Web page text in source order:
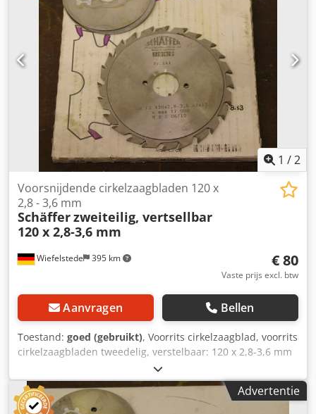
1 /2
Wiefelstede 395 km
Voorsnijdende cirkelzaagbladen 120 x
2,8 - 3,6 mm
Schäfferzweiteilig, vertsellbar
120 x 2,8-3,6 mm
€ 80
Vaste prijs excl. btw
Aanvragen Bellen
Toestand: goed (gebruikt), Voorrits cirkelzaagblad, voorrits
cirkelzaagbladen tweedelig, verstelbaar: 120 x 2,8-3,6 mm
voor het voorritsen van plaatmaterialen, laminaat, ...
voorzien van hardmetalen tanden Dodpfx Aob D I Diob
Reck gewicht: 0,3 kg
Advertentie